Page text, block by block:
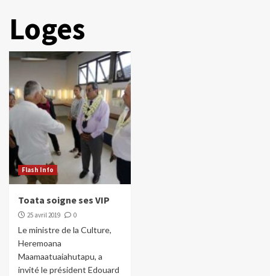
Loges
Flash Info
Toata soigne ses VIP
25 avril 2019 0
Le ministre de la Culture,
Heremoana
Maamaatuaiahutapu, a
invité le président Edouard